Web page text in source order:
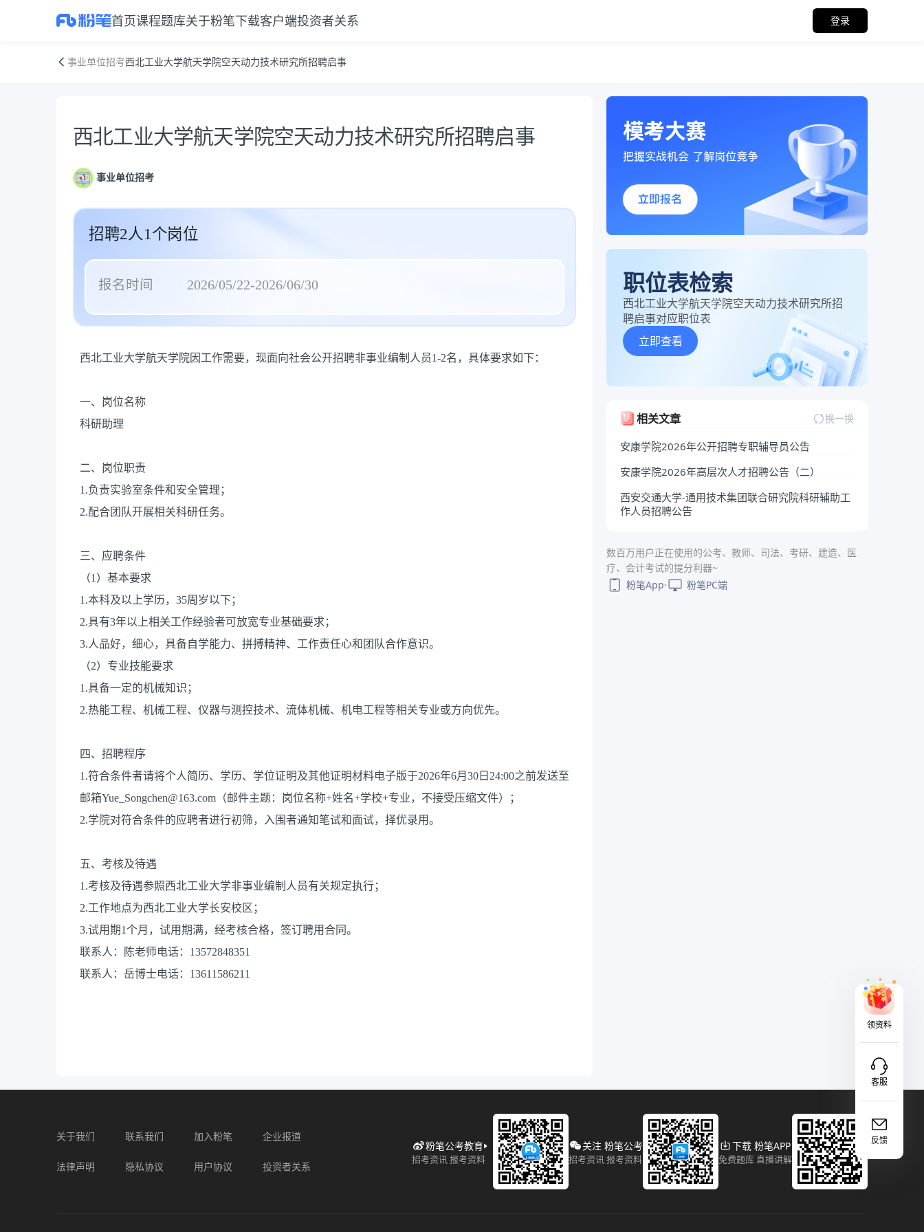
首页课程题库关于粉笔下载客户端投资者关系 登录
事业单位招考西北工业大学航天学院空天动力技术研究所招聘启事
公告正文
西北工业大学航天学院空天动力技术研究所招聘启事
事业单位招考
招聘2人1个岗位
报名时间 2026/05/22-2026/06/30
西北工业大学航天学院因工作需要，现面向社会公开招聘非事业编制人员1-2名，具体要求如下：
一、岗位名称
科研助理
二、岗位职责
1.负责实验室条件和安全管理；
2.配合团队开展相关科研任务。
三、应聘条件
（1）基本要求
1.本科及以上学历，35周岁以下；
2.具有3年以上相关工作经验者可放宽专业基础要求；
3.人品好，细心，具备自学能力、拼搏精神、工作责任心和团队合作意识。
（2）专业技能要求
1.具备一定的机械知识；
2.热能工程、机械工程、仪器与测控技术、流体机械、机电工程等相关专业或方向优先。
四、招聘程序
1.符合条件者请将个人简历、学历、学位证明及其他证明材料电子版于2026年6月30日24:00之前发送至
邮箱Yue_Songchen@163.com（邮件主题：岗位名称+姓名+学校+专业，不接受压缩文件）；
2.学院对符合条件的应聘者进行初筛，入围者通知笔试和面试，择优录用。
五、考核及待遇
1.考核及待遇参照西北工业大学非事业编制人员有关规定执行；
2.工作地点为西北工业大学长安校区；
3.试用期1个月，试用期满，经考核合格，签订聘用合同。
联系人：陈老师电话：13572848351
联系人：岳博士电话：13611586211
职位表检索
西北工业大学航天学院空天动力技术研究所招
聘启事对应职位表
立即查看
相关文章 换一换
安康学院2026年公开招聘专职辅导员公告
安康学院2026年高层次人才招聘公告（二）
西安交通大学-通用技术集团联合研究院科研辅助工
作人员招聘公告
数百万用户正在使用的公考、教师、司法、考研、建造、医
疗、会计考试的提分利器~
粉笔App
粉笔PC端
领资料
客服
反馈
关于我们 联系我们 加入粉笔 企业报道
法律声明 隐私协议 用户协议 投资者关系
粉笔公考教育
招考资讯 报考资料
关注 粉笔公考
招考资讯 报考资料
下载 粉笔APP
免费题库 直播讲解